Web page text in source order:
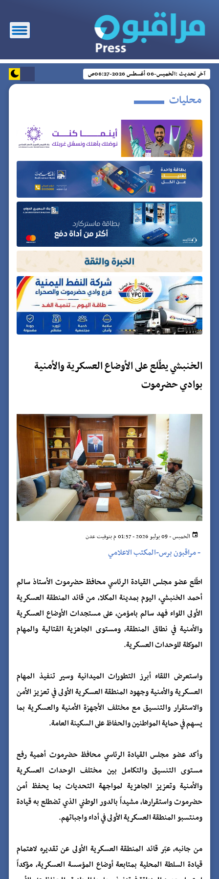
آخر تحديث :الخميس-06 أغسطس 2026-06:27ص
محليات
الخنبشي يطّلع على الأوضاع العسكرية والأمنية
بوادي حضرموت
الخميس - 09 يوليو 2026 - 01:57 م بتوقيت عدن
-مراقبون برس-المكتب الاعلامي
اطّلع عضو مجلس القيادة الرئاسي محافظ حضرموت الأستاذ سالم
أحمد الخنبشي، اليوم بمدينة المكلا، من قائد المنطقة العسكرية
الأولى اللواء فهد سالم بامؤمن، على مستجدات الأوضاع العسكرية
والأمنية في نطاق المنطقة، ومستوى الجاهزية القتالية والمهام
الموكلة للوحدات العسكرية.
واستعرض اللقاء أبرز التطورات الميدانية وسير تنفيذ المهام
العسكرية والأمنية وجهود المنطقة العسكرية الأولى في تعزيز الأمن
والاستقرار والتنسيق مع مختلف الأجهزة الأمنية والعسكرية بما
يسهم في حماية المواطنين والحفاظ على السكينة العامة.
وأكد عضو مجلس القيادة الرئاسي محافظ حضرموت أهمية رفع
مستوى التنسيق والتكامل بين مختلف الوحدات العسكرية
والأمنية وتعزيز الجاهزية لمواجهة التحديات بما يحفظ أمن
حضرموت واستقرارها، مشيداً بالدور الوطني الذي تضطلع به قيادة
ومنتسبو المنطقة العسكرية الأولى في أداء واجباتهم.
من جانبه، عبّر قائد المنطقة العسكرية الأولى عن تقديره لاهتمام
قيادة السلطة المحلية بمتابعة أوضاع المؤسسة العسكرية، مؤكداً